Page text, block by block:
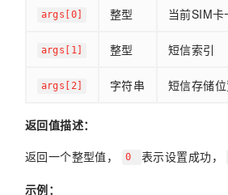
args[0] 整型 当前SIM
args[1] 整型 短信索引
args[2] 字符串 短信存储
返回值描述：
返回一个整型值，
0 表示设置成功，
示例：